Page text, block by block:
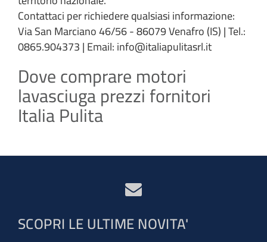
Contattaci per richiedere qualsiasi informazione:
Via San Marciano 46/56 - 86079 Venafro (IS) | Tel.:
0865.904373 | Email: info@italiapulitasrl.it
Dove comprare motori
lavasciuga prezzi fornitori
Italia Pulita
SCOPRI LE ULTIME NOVITA'